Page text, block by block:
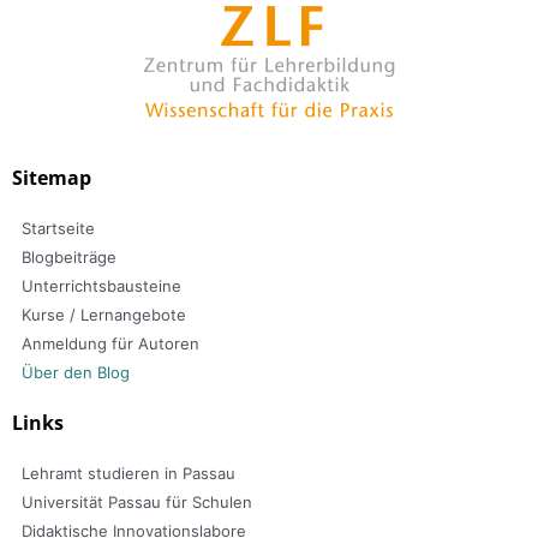
Sitemap
Startseite
Blogbeiträge
Unterrichtsbausteine
Kurse / Lernangebote
Anmeldung für Autoren
Über den Blog
Links
Lehramt studieren in Passau
Universität Passau für Schulen
Didaktische Innovationslabore